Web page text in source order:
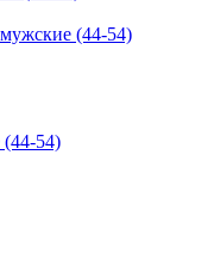
(44-54)
54)